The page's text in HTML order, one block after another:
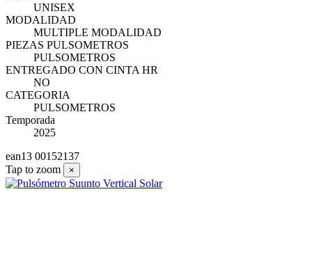
UNISEX
MODALIDAD
MULTIPLE MODALIDAD
PIEZAS PULSOMETROS
PULSOMETROS
ENTREGADO CON CINTA HR
NO
CATEGORIA
PULSOMETROS
Temporada
2025
ean13 00152137
Tap to zoom
×